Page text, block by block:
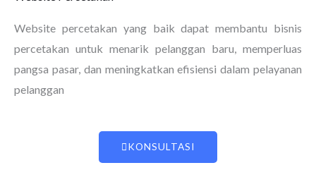
Website percetakan yang baik dapat membantu bisnis
percetakan untuk menarik pelanggan baru, memperluas
pangsa pasar, dan meningkatkan efisiensi dalam pelayanan
pelanggan
KONSULTASI